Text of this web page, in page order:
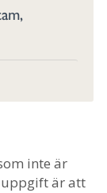
inte är
uppgift är att